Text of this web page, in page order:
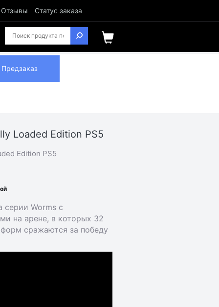
Отзывы Статус заказа
Предзаказ
Loaded Edition PS5
Edition PS5
серии Worms с
на арене, в которых 32
сражаются за победу